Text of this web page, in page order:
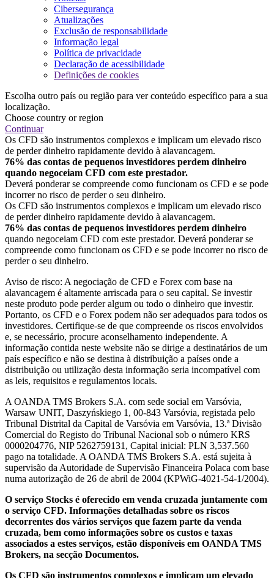
Cibersegurança
Atualizações
Exclusão de responsabilidade
Informação legal
Política de privacidade
Declaração de acessibilidade
Definições de cookies
Escolha outro país ou região para ver conteúdo específico para a sua
localização.
Choose country or region
Continuar
Os CFD são instrumentos complexos e implicam um elevado risco
de perder dinheiro rapidamente devido à alavancagem.
76% das contas de pequenos investidores perdem dinheiro
quando negoceiam CFD com este prestador.
Deverá ponderar se compreende como funcionam os CFD e se pode
incorrer no risco de perder o seu dinheiro.
Os CFD são instrumentos complexos e implicam um elevado risco
de perder dinheiro rapidamente devido à alavancagem.
76% das contas de pequenos investidores perdem dinheiro
quando negoceiam CFD com este prestador. Deverá ponderar se
compreende como funcionam os CFD e se pode incorrer no risco de
perder o seu dinheiro.
Aviso de risco: A negociação de CFD e Forex com base na
alavancagem é altamente arriscada para o seu capital. Se investir
neste produto pode perder algum ou todo o dinheiro que investir.
Portanto, os CFD e o Forex podem não ser adequados para todos os
investidores. Certifique-se de que compreende os riscos envolvidos
e, se necessário, procure aconselhamento independente. A
informação contida neste website não se dirige a destinatários de um
país específico e não se destina à distribuição a países onde a
distribuição ou utilização desta informação seria incompatível com
as leis, requisitos e regulamentos locais.
A OANDA TMS Brokers S.A. com sede social em Varsóvia,
Warsaw UNIT, Daszyńskiego 1, 00-843 Varsóvia, registada pelo
Tribunal Distrital da Capital de Varsóvia em Varsóvia, 13.ª Divisão
Comercial do Registo do Tribunal Nacional sob o número KRS
0000204776, NIP 5262759131, Capital inicial: PLN 3,537.560
pago na totalidade. A OANDA TMS Brokers S.A. está sujeita à
supervisão da Autoridade de Supervisão Financeira Polaca com base
numa autorização de 26 de abril de 2004 (KPWiG-4021-54-1/2004).
O serviço Stocks é oferecido em venda cruzada juntamente com
o serviço CFD. Informações detalhadas sobre os riscos
decorrentes dos vários serviços que fazem parte da venda
cruzada, bem como informações sobre os custos e taxas
associados a estes serviços, estão disponíveis em OANDA TMS
Brokers, na secção Documentos.
Os CFD são instrumentos complexos e implicam um elevado